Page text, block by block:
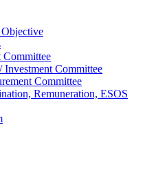
Investment Committee
Committee
Remuneration, ESOS